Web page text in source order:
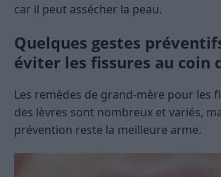
car il peut assécher la peau.
Quelques gestes
éviter les fissures au coin
Les remèdes de grand-mère pour les
des lèvres sont nombreux et variés,
prévention reste la meilleure arme.